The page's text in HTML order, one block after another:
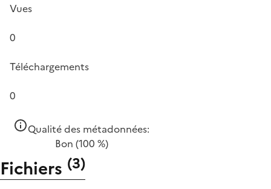
Vues
0
Téléchargements
0
Qualité des métadonnées:
Bon (100 %)
Fichiers (3)